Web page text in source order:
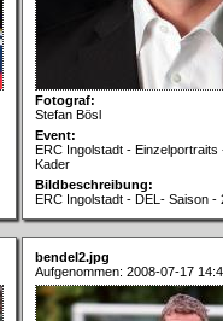
Fotograf:
Stefan Bösl
Event:
ERC Ingolstadt - Einzelportraits
Kader
Bildbeschreibung:
ERC Ingolstadt - DEL- Saison -
bendel2.jpg
Aufgenommen: 2008-07-17